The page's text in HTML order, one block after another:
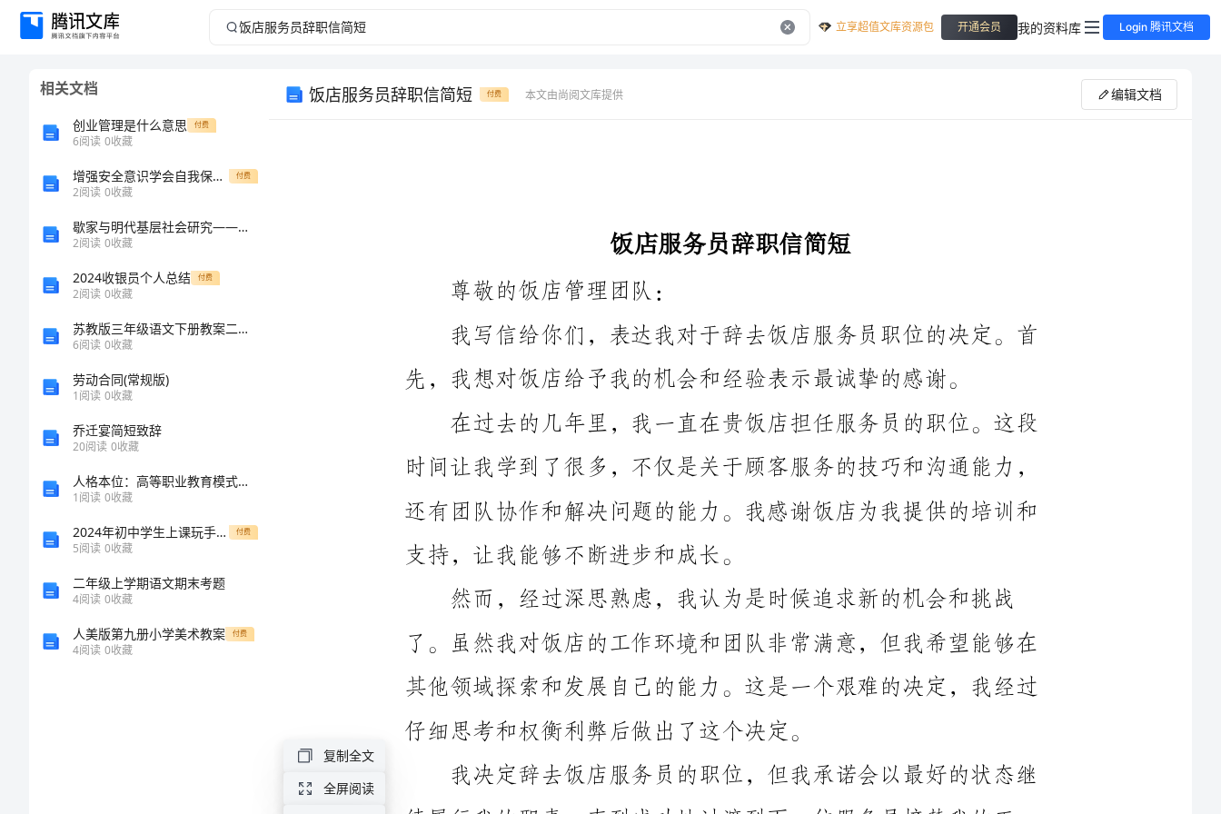
饭
立享超值文库资源包 开通会员 我的资料库 Login 腾讯文档
相关文档
创业管理是什么意思 付费
6阅读 0收藏
增强安全意识学会自我保护国旗下讲话 付费
2阅读 0收藏
歇家与明代基层社会研究——以北部中国为中心的中期报告
2阅读 0收藏
2024收银员个人总结 付费
2阅读 0收藏
苏教版三年级语文下册教案二：让学生爱上学习中文
6阅读 0收藏
劳动合同(常规版)
1阅读 0收藏
乔迁宴简短致辞
20阅读 0收藏
人格本位：高等职业教育模式的理念和策略的中期报告
1阅读 0收藏
2024年初中学生上课玩手机检讨书 付费
5阅读 0收藏
二年级上学期语文期末考题
4阅读 0收藏
人美版第九册小学美术教案 付费
4阅读 0收藏
饭店服务员辞职信简短 付费 本文由尚阅文库提供 编辑文档
来的员工适应工作环境。
再次感谢饭店为我提供的机会和经验。我将珍惜这段宝贵的
在过去的几年里，我一直在贵饭店担任服务员的职位。这段
时间让我学到了很多，不仅是关于顾客服务的技巧和沟通能力，
还有团队协作和解决问题的能力。我感谢饭店为我提供的培训和
然而，经过深思熟虑，我认为是时候追求新的机会和挑战
了。虽然我对饭店的工作环境和团队非常满意，但我希望能够在
仔细思考和权衡利弊后做出了这个决定。
续履行我的职责，直到成功地过渡到下一位服务员接替我的工
作。我将确保顺利完成我手头的工作，并在离职之前尽力协助新
复制全文
全屏阅读